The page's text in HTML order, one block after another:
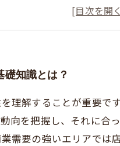
体的な土地活用方法と成
決める最後のチェック
地活用成功術：あなたの
知識とは？
理解することが重要
向を把握し、それに
需要の強いエリアでは